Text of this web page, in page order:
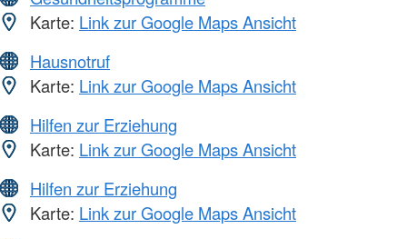
Karte: Link zur Google Maps Ansicht
Hausnotruf
Karte: Link zur Google Maps Ansicht
Hilfen zur Erziehung
Karte: Link zur Google Maps Ansicht
Hilfen zur Erziehung
Karte: Link zur Google Maps Ansicht